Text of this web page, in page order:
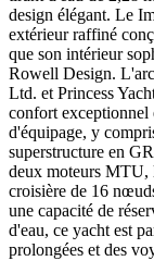
design élégant. Le
extérieur raffiné
que son intérieur
Rowell Design.
Ltd. et Princess
confort exceptionnel
d'équipage, y
superstructure en
deux moteurs MTU,
croisière de 16
une capacité de
d'eau, ce yacht est
prolongées et des